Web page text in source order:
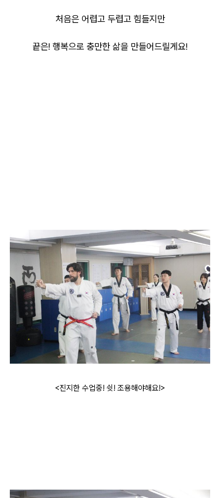
처음은 어렵고 두렵고 힘들지만
끝은! 행복으로 충만한 삶을 만들어드릴게요!
<진지한 수업중! 쉿! 조용해야해요!>